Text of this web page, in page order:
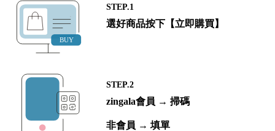
STEP.1
選好商品按下【立即購買】
STEP.2
zingala會員 → 掃碼
非會員 → 填單